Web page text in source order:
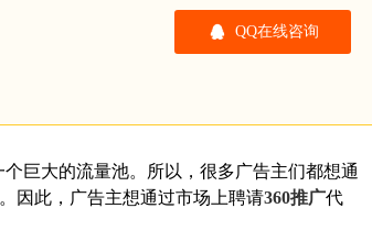
QQ在线咨询
巨大的流量池。所以，很多广告主们都想通
因此，广告主想通过市场上聘请360推广代